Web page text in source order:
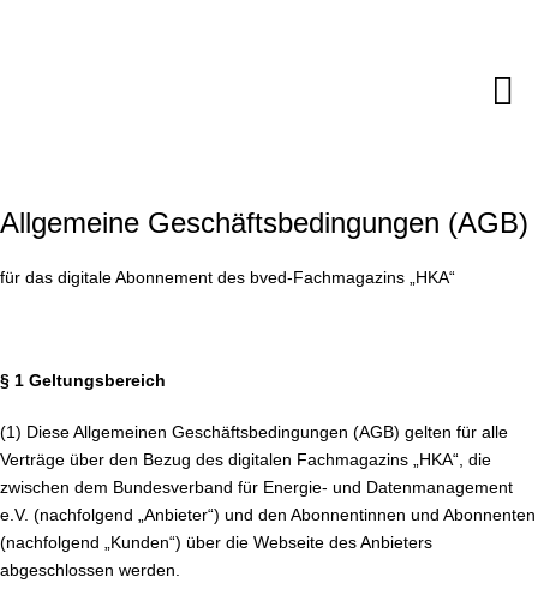
Allgemeine Geschäftsbedingungen (AGB)
für das digitale Abonnement des bved-Fachmagazins „HKA“
§ 1 Geltungsbereich
(1) Diese Allgemeinen Geschäftsbedingungen (AGB) gelten für alle
Verträge über den Bezug des digitalen Fachmagazins „HKA“, die
zwischen dem Bundesverband für Energie- und Datenmanagement
e.V. (nachfolgend „Anbieter“) und den Abonnentinnen und Abonnenten
(nachfolgend „Kunden“) über die Webseite des Anbieters
abgeschlossen werden.